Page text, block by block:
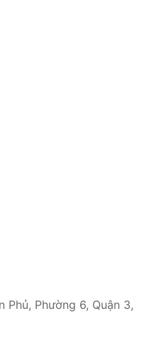
Phủ, Phường 6, Quận 3,